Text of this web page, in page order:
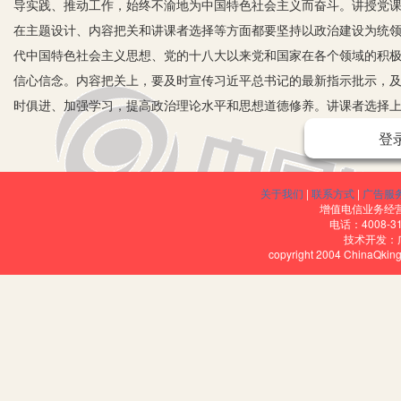
导实践、推动工作，始终不渝地为中国特色社会主义而奋斗。讲授
在主题设计、内容把关和讲课者选择等方面都要坚持以政治建设为
代中国特色社会主义思想、党的十八大以来党和国家在各个领域的
信心信念。内容把关上，要及时宣传习近平总书记的最新指示批示
时俱进、加强学习，提高政治理论水平和思想道德修养。讲课者选
课者，围绕党课主题作系统详尽的讲解，及时解答党员的疑惑。
二是必须务实接地气，力戒空洞说教。讲授党课时，讲课者要抓
实际，有的放矢，摆事实、讲道理，寓理于事、以理服人，让党的
大话套话连篇的弊病，善于用基层语言、基层方法，用身边人、身
三是必须坚持教学相长，促进讲课者与党员思想理论水平双提升。
登
关于我们 | 联系方式 | 广告服
增值电信业务经
电话：4008-
技术开发：
copyright 2004